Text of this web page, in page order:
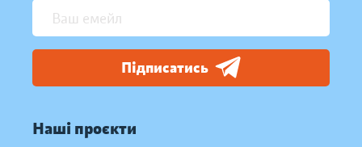
Підписатись
Наші проєкти